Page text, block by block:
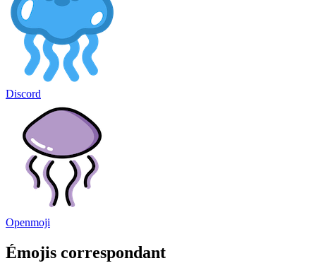
Discord
Openmoji
Émojis correspondant